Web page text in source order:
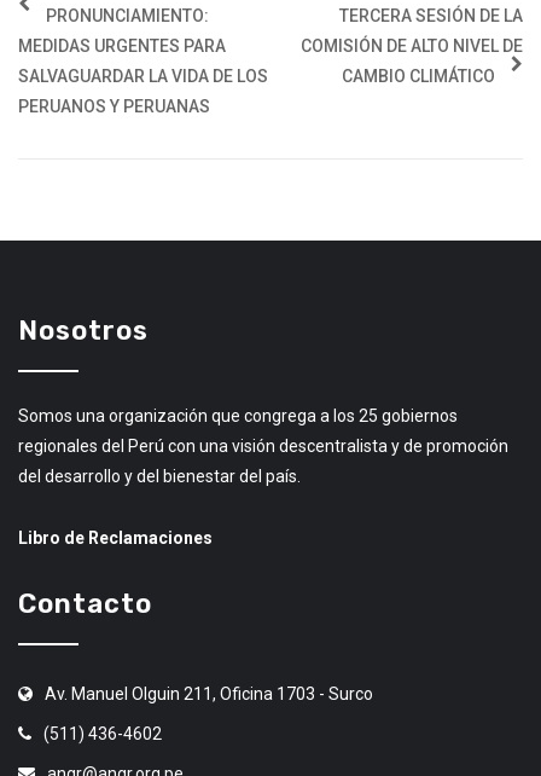
PRONUNCIAMIENTO:
MEDIDAS URGENTES PARA
SALVAGUARDAR LA VIDA DE LOS
PERUANOS Y PERUANAS
TERCERA SESIÓN DE LA
COMISIÓN DE ALTO NIVEL DE
CAMBIO CLIMÁTICO
Nosotros
Somos una organización que congrega a los 25 gobiernos
regionales del Perú con una visión descentralista y de promoción
del desarrollo y del bienestar del país.
Libro de Reclamaciones
Contacto
Av. Manuel Olguin 211, Oficina 1703 - Surco
(511) 436-4602